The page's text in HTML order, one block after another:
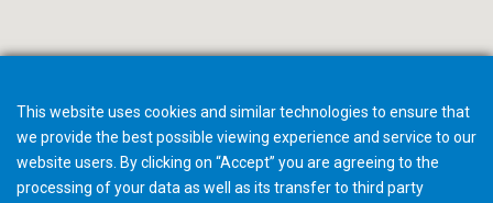
This website uses cookies and similar technologies to ensure that
we provide the best possible viewing experience and service to our
website users. By clicking on “Accept” you are agreeing to the
processing of your data as well as its transfer to third party